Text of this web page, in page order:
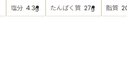
塩分 4.3g たんぱく質 27g 脂質